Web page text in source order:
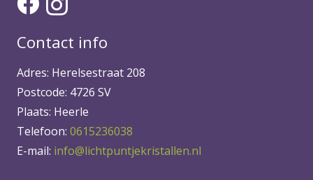
Contact info
Adres: Herelsestraat 208
Postcode: 4726 SV
Plaats: Heerle
Telefoon: 0615236038
E-mail: info@lichtpuntjekristallen.nl